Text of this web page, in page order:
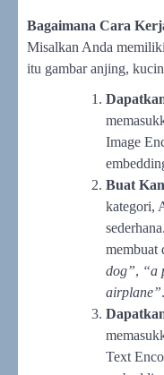
Bagaimana Cara
Misalkan Anda
itu gambar anjing,
Image
Buat
kategori,
membuat
dog”, “a
airplane”.
Text